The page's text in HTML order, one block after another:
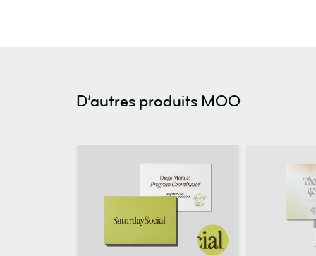
D’autres produits MOO